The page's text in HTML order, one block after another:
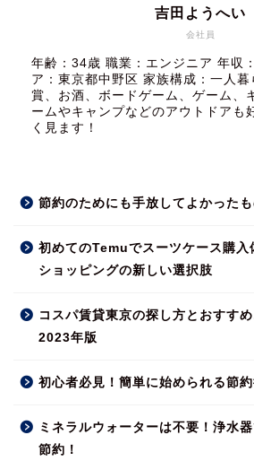
会社員
吉田ようへい
年齢：34歳 職業：エンジニア 年収
ア：東京都中野区 家族構成：一人
賞、お酒、ボードゲーム、ゲーム、
ームやキャンプなどのアウトドアも
く見ます！
節約のためにも手放してよかった
初めてのTemuでスーツケース購入
ショッピングの新しい選択肢
コスパ賃貸東京の探し方とおすす
2023年版
初心者必見！簡単に始められる節
ミネラルウォーターは不要！浄水
節約！